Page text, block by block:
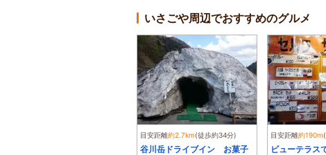
いさごや周辺でおすすめのグルメ
目安距離約2.7km(徒歩約34分)
谷川岳ドライブイン お菓子
目安距離約190m
ビューテラス